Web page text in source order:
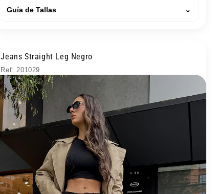
Guía de Tallas ⌄
Jeans Straight Leg Negro
Ref: 201029